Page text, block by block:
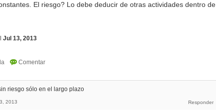
El riesgo? Lo debe deducir de otras actividades dentro de
Jul 13, 2013
riesgo sólo en el largo plazo
2013